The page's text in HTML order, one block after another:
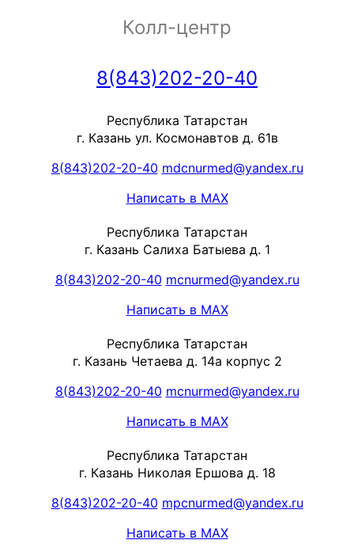
Колл-центр
8(843)202-20-40
Республика Татарстан
г. Казань ул. Космонавтов д. 61в
8(843)202-20-40 mdcnurmed@yandex.ru
Написать в MAX
Республика Татарстан
г. Казань Салиха Батыева д. 1
8(843)202-20-40 mcnurmed@yandex.ru
Написать в MAX
Республика Татарстан
г. Казань Четаева д. 14а корпус 2
8(843)202-20-40 mcnurmed@yandex.ru
Написать в MAX
Республика Татарстан
г. Казань Николая Ершова д. 18
8(843)202-20-40 mpcnurmed@yandex.ru
Написать в MAX